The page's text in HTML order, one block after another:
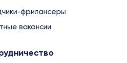
фрилансеры
вакансии